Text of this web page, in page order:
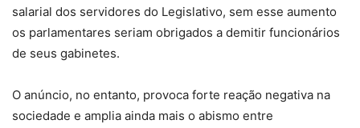
salarial dos servidores do Legislativo, sem esse aumento
os parlamentares seriam obrigados a demitir funcionários
de seus gabinetes.
O anúncio, no entanto, provoca forte reação negativa na
sociedade e amplia ainda mais o abismo entre